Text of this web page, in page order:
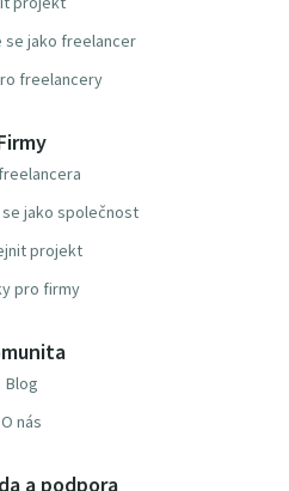
jako freelancer
freelancery
jako společnost
projekt
pro firmy
Blog
O nás
a podpora